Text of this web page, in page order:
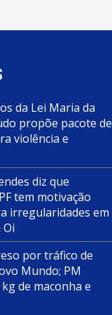
da Lei Maria da
propõe pacote de
violência e
diz que
tem motivação
irregularidades em
por tráfico de
Mundo; PM
de maconha e